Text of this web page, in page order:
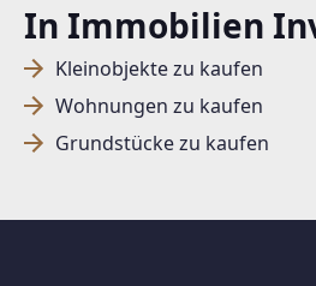
In Immobilien
Kleinobjekte zu kaufen
Wohnungen zu kaufen
Grundstücke zu kaufen
Ich stimme der